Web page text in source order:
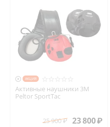
 AКЦИЯ
Активные наушники 3M
Peltor SportTac
25 900₽ 23 800₽